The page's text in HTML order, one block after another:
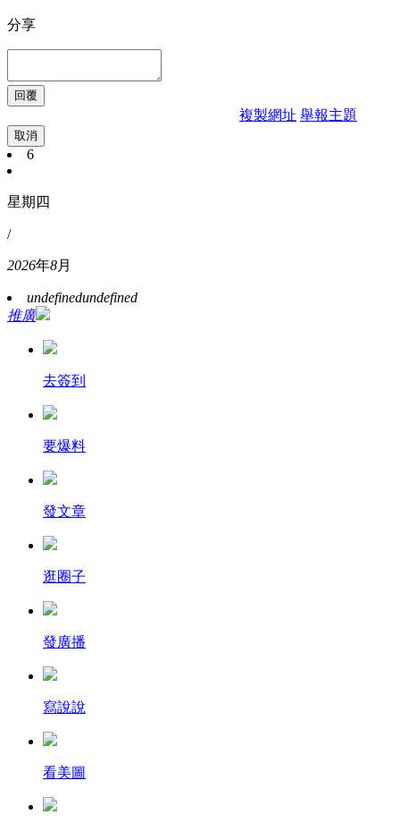
分享
複製網址 舉報主題
取消
6
星期四
/
2026年8月
undefinedundefined
推廣
去簽到
要爆料
發文章
逛圈子
發廣播
寫說說
看美圖